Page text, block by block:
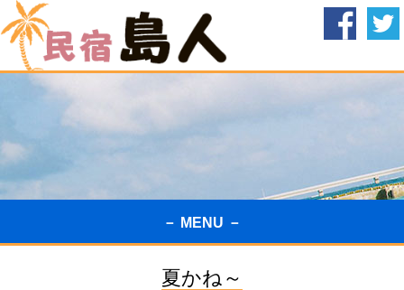
－ MENU －
夏かね～